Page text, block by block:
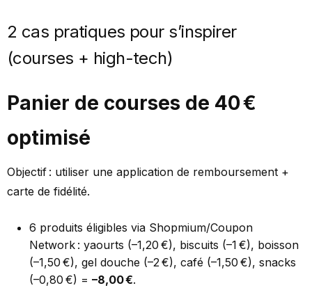
2 cas pratiques pour s’inspirer
(courses + high-tech)
Panier de courses de 40 €
optimisé
Objectif : utiliser une application de remboursement +
carte de fidélité.
6 produits éligibles via Shopmium/Coupon
Network : yaourts (–1,20 €), biscuits (–1 €), boisson
(–1,50 €), gel douche (–2 €), café (–1,50 €), snacks
(–0,80 €) = –8,00 €.